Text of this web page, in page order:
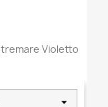
Violetto